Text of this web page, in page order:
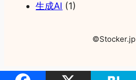
生成AI (1)
©Stocker.jp